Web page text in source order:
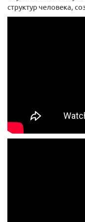
структур человека,